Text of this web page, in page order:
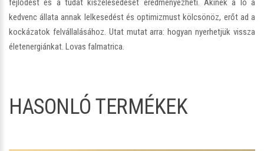
kedvenc állata annak lelkesedést és optimizmust kölcsönöz, erőt ad a
kockázatok felvállalásához. Utat mutat arra: hogyan nyerhetjük vissza
életenergiánkat. Lovas falmatrica.
HASONLÓ TERMÉKEK